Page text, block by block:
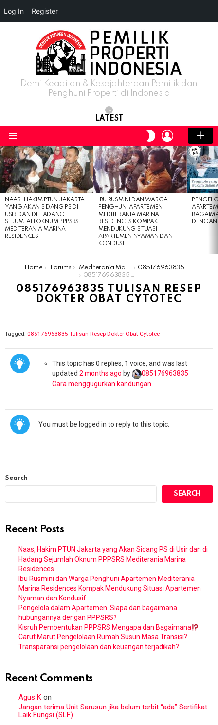
Demi Keadilan & Kesejahteraan Pemilik dan
Penghuni Properti di Indonesia
LATEST
SWITCH
SKIN
LOGIN
LATEST
STORIES
NAAS, HAKIM PTUN JAKARTA
YANG AKAN SIDANG PS DI
USIR DAN DI HADANG
SEJUMLAH OKNUM PPPSRS
MEDITERANIA MARINA
RESIDENCES
IBU RUSMINI DAN WARGA
PENGHUNI APARTEMEN
MEDITERANIA MARINA
RESIDENCES KOMPAK
MENDUKUNG SITUASI
APARTEMEN NYAMAN DAN
KONDUSIF
DENGAN
You are here:
Home Forums Mediterania Marina Residences
​​️085176963835​ Tulisan Resep Dokter Obat Cytotec
​​️085176963835​ Tulisan Resep Dokter Obat Cytotec
​​️085176963835​ TULISAN RESEP
DOKTER OBAT CYTOTEC
Tagged: ​​️085176963835​ Tulisan Resep Dokter Obat Cytotec
This topic has 0 replies, 1 voice, and was last
updated 2 months ago by
085176963835​
Cara menggugurkan kandungan.
You must be logged in to reply to this topic.
Search
SEARCH
Recent Posts
Naas, Hakim PTUN Jakarta yang Akan Sidang PS di Usir dan di
Hadang Sejumlah Oknum PPPSRS Mediterania Marina
Residences
Ibu Rusmini dan Warga Penghuni Apartemen Mediterania
Marina Residences Kompak Mendukung Situasi Apartemen
Nyaman dan Kondusif
Pengelola dalam Apartemen. Siapa dan bagaimana
hubungannya dengan PPPSRS?
Kisruh Pembentukan PPPSRS Mengapa dan Bagaimana
Carut Marut Pengelolaan Rumah Susun Masa Transisi?
Transparansi pengelolaan dan keuangan terjadikah?
Recent Comments
Agus K on
Jangan terima Unit Sarusun jika belum terbit “ada” Sertifikat
Laik Fungsi (SLF)
Log In Register